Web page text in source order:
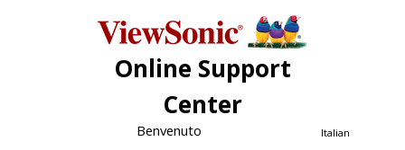
Online Support
Center
Italian
Benvenuto